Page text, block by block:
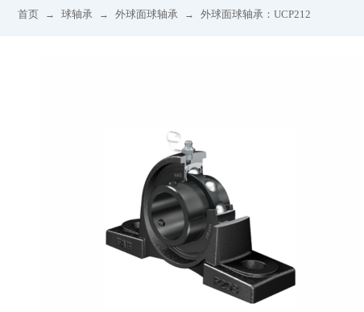
首页 → 球轴承 → 外球面球轴承 → 外球面球轴承：UCP212